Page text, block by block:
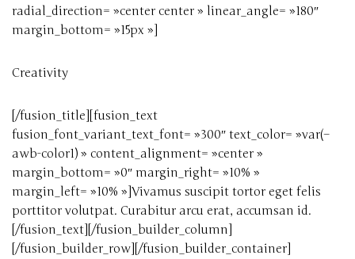
radial_direction= »center center » linear_angle= »180″
margin_bottom= »15px »]
Creativity
[/fusion_title][fusion_text
fusion_font_variant_text_font= »300″ text_color= »var(–
awb-color1) » content_alignment= »center »
margin_bottom= »0″ margin_right= »10% »
margin_left= »10% »]Vivamus suscipit tortor eget felis
porttitor volutpat. Curabitur arcu erat, accumsan id.
[/fusion_text][/fusion_builder_column]
[/fusion_builder_row][/fusion_builder_container]